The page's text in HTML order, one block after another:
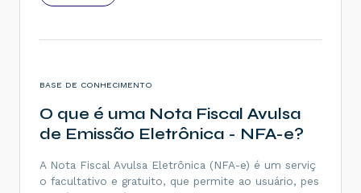
BASE DE CONHECIMENTO
O que é uma Nota Fiscal Avulsa
de Emissão Eletrônica - NFA-e?
A Nota Fiscal Avulsa Eletrônica (NFA-e) é um serviç
o facultativo e gratuito, que permite ao usuário, pes